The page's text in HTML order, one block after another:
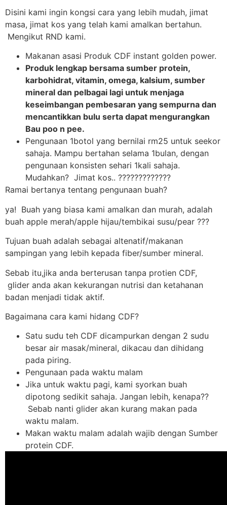
Disini kami ingin kongsi cara yang lebih mudah, jimat
masa, jimat kos yang telah kami amalkan bertahun.
Mengikut RND kami.
Makanan asasi Produk CDF instant golden power.
Produk lengkap bersama sumber protein,
karbohidrat, vitamin, omega, kalsium, sumber
mineral dan pelbagai lagi untuk menjaga
keseimbangan pembesaran yang sempurna dan
mencantikkan bulu serta dapat mengurangkan
Bau poo n pee.
Pengunaan 1botol yang bernilai rm25 untuk seekor
sahaja. Mampu bertahan selama 1bulan, dengan
pengunaan konsisten sehari 1kali sahaja.
Mudahkan? Jimat kos.. ?????????????
Ramai bertanya tentang pengunaan buah?
ya! Buah yang biasa kami amalkan dan murah, adalah
buah apple merah/apple hijau/tembikai susu/pear ???
Tujuan buah adalah sebagai altenatif/makanan
sampingan yang lebih kepada fiber/sumber mineral.
Sebab itu,jika anda berterusan tanpa protien CDF,
glider anda akan kekurangan nutrisi dan ketahanan
badan menjadi tidak aktif.
Bagaimana cara kami hidang CDF?
Satu sudu teh CDF dicampurkan dengan 2 sudu
besar air masak/mineral, dikacau dan dihidang
pada piring.
Pengunaan pada waktu malam
Jika untuk waktu pagi, kami syorkan buah
dipotong sedikit sahaja. Jangan lebih, kenapa??
Sebab nanti glider akan kurang makan pada
waktu malam.
Makan waktu malam adalah wajib dengan Sumber
protein CDF.